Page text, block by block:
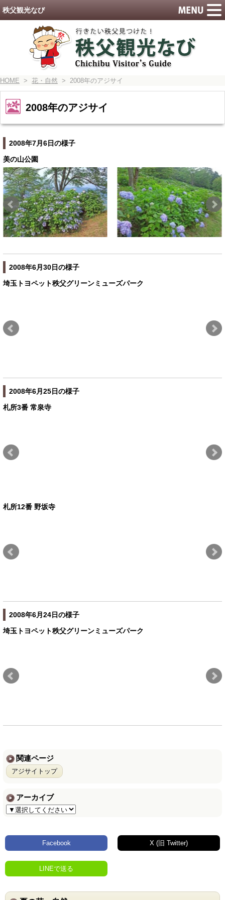
HOME > 花・自然 > 2008年のアジサイ
2008年のアジサイ
2008年7月6日の様子
美の山公園
2008年6月30日の様子
埼玉トヨペット秩父グリーンミューズパーク
2008年6月25日の様子
札所3番 常泉寺
札所12番 野坂寺
2008年6月24日の様子
埼玉トヨペット秩父グリーンミューズパーク
関連ページ
アジサイトップ
アーカイブ
Facebook X (旧 Twitter)
LINEで送る
秩父観光なび